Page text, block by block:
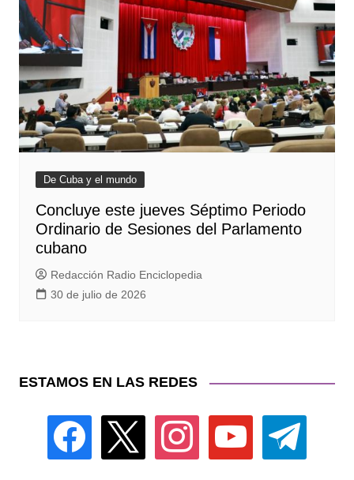
De Cuba y el mundo
Concluye este jueves Séptimo Periodo
Ordinario de Sesiones del Parlamento
cubano
Redacción Radio Enciclopedia
30 de julio de 2026
ESTAMOS EN LAS REDES
facebook instagram youtube telegram